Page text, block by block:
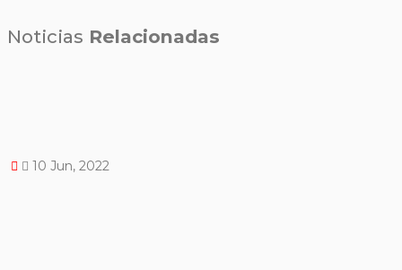
Noticias Relacionadas
10 Jun, 2022